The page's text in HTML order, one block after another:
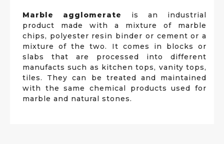
Marble agglomerate
is an industrial
product made with a mixture of marble
chips, polyester resin binder or cement or a
mixture of the two. It comes in blocks or
slabs that are processed into different
manufacts such as kitchen tops, vanity tops,
tiles. They can be treated and maintained
with the same chemical products used for
marble and natural stones.